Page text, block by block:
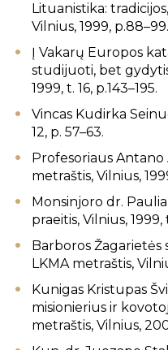
Lituanistika:
Vilnius, 1999, p.88–99.
Į Vakarų Europos
studijuoti, bet
1999, t. 16, p.143–195.
Vincas Kudirka
12, p. 57–63.
Profesoriaus
metraštis, Vilnius,
Monsinjoro dr.
praeitis, Vilnius, 1999,
Barboros
LKMA metraštis,
Kunigas Kristupas
misionierius ir
metraštis, Vilnius,